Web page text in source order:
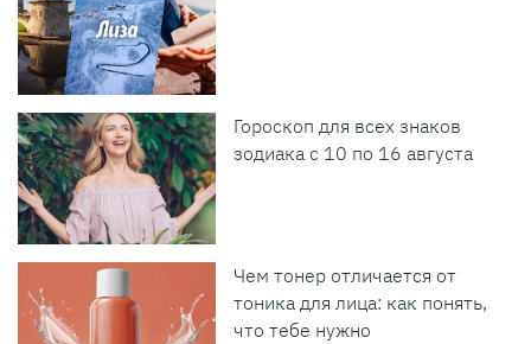
Гороскоп для всех знаков
зодиака с 10 по 16 августа
Чем тонер отличается от
тоника для лица: как понять,
что тебе нужно